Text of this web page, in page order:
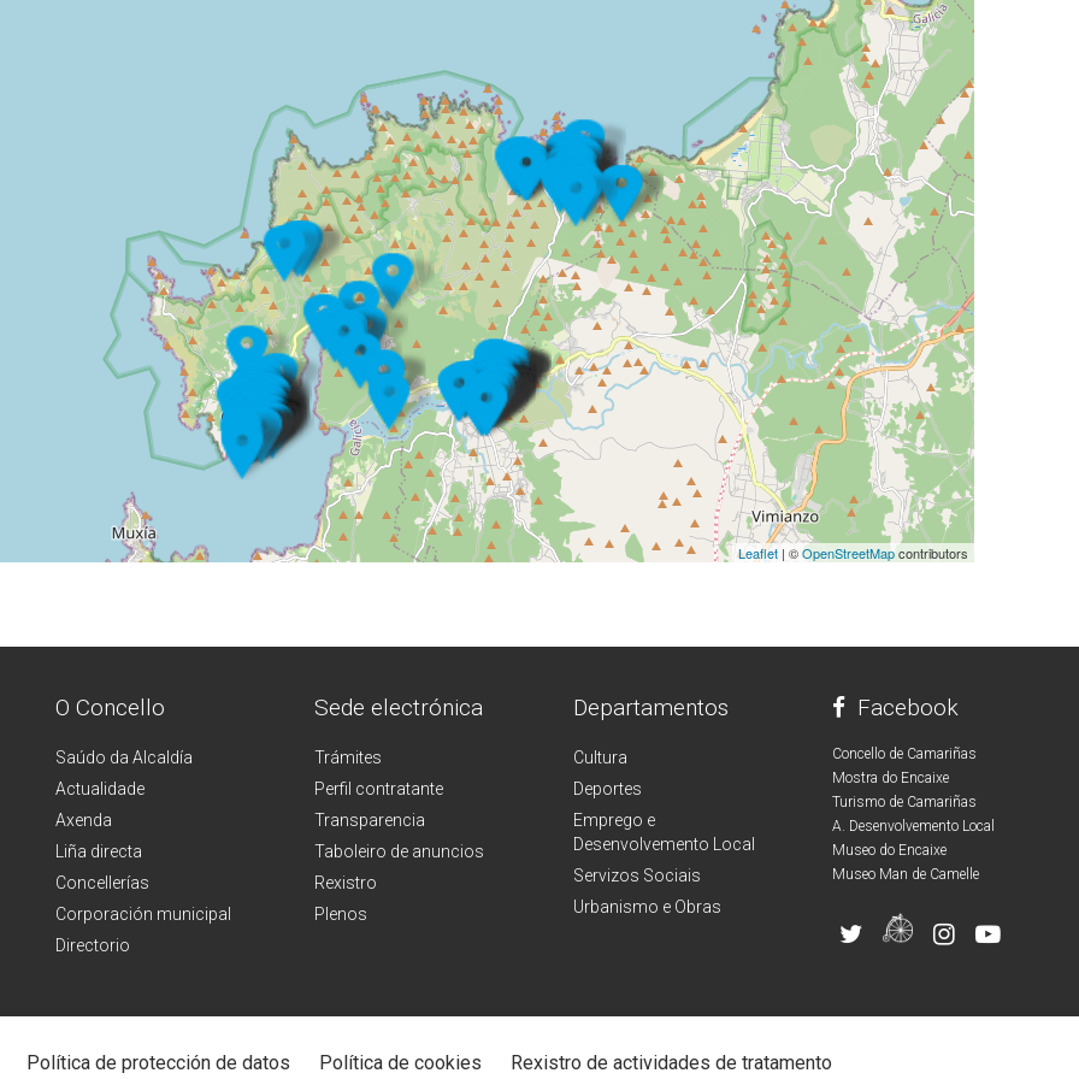
Leaflet | ©OpenStreetMapcontributors
O Concello
Saúdo da Alcaldía
Actualidade
Axenda
Liña directa
Concellerías
Corporación municipal
Directorio
Sede electrónica
Trámites
Perfil contratante
Transparencia
Taboleiro de anuncios
Rexistro
Plenos
Departamentos
Cultura
Deportes
Emprego e
Desenvolvemento Local
Servizos Sociais
Urbanismo e Obras
Facebook
Concello de Camariñas
Mostra do Encaixe
Turismo de Camariñas
A. Desenvolvemento Local
Museo do Encaixe
Museo Man de Camelle
Política de protección de datos Política de cookies Rexistro de actividades de tratamento